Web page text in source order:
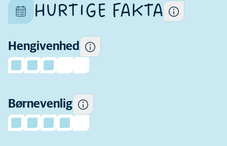
HURTIGE FAKTA
Hengivenhed
Børnevenlig
Nogle katte har en tendens til
at være mere legesyge og
og mere tolerante over for
børns adfærd end andre.
Hvor aktiv denne race plejer
at være.